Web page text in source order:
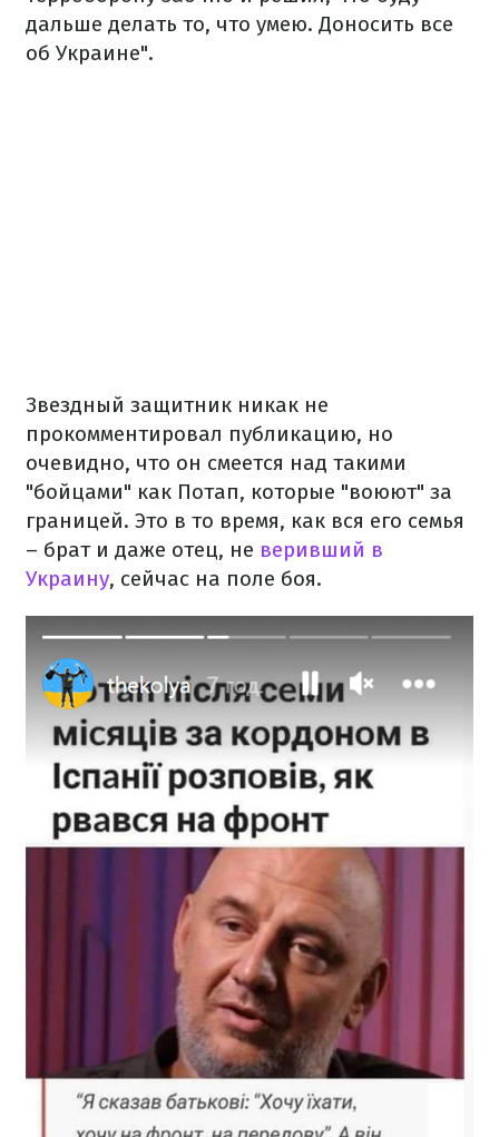
дальше делать то, что умею. Доносить все
об Украине".
Звездный защитник никак не
прокомментировал публикацию, но
очевидно, что он смеется над такими
"бойцами" как Потап, которые "воюют" за
границей. Это в то время, как вся его семья
– брат и даже отец, не веривший в
Украину, сейчас на поле боя.